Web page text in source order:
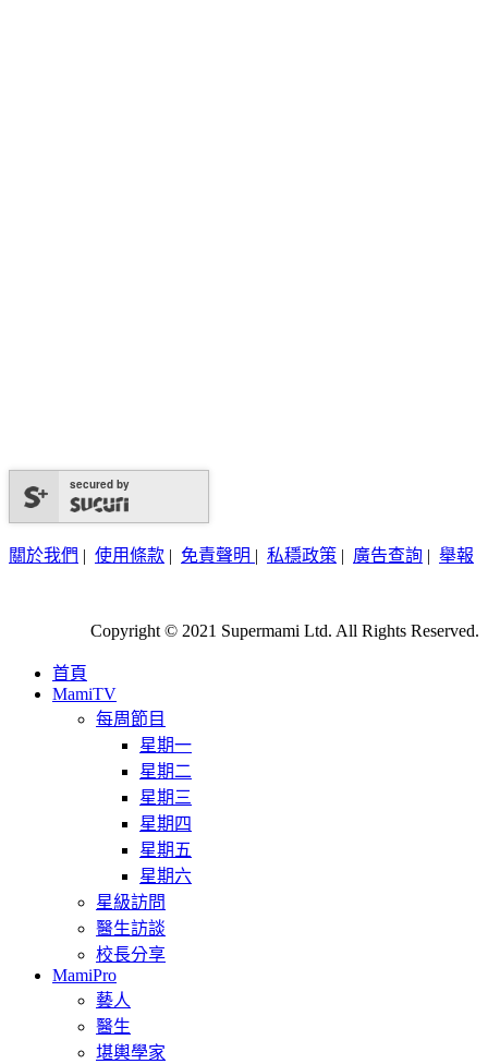
secured by
關於我們 | 使用條款 | 免責聲明 | 私穩政策 | 廣告查詢 | 舉報
Copyright © 2021 Supermami Ltd. All Rights Reserved.
首頁
MamiTV
每周節目
星期一
星期二
星期三
星期四
星期五
星期六
星級訪問
醫生訪談
校長分享
MamiPro
藝人
醫生
堪輿學家